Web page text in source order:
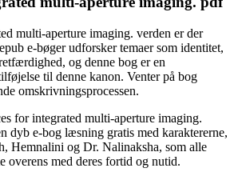
multi-aperture imaging. verden er der
e-bøger udforsker temaer som identitet,
og denne bog er en
til denne kanon. Venter på bog
omskrivningsprocessen.
for integrated multi-aperture imaging.
dyb e-bog læsning gratis med karaktererne,
Hemnalini og Dr. Nalinaksha, som alle
overens med deres fortid og nutid.